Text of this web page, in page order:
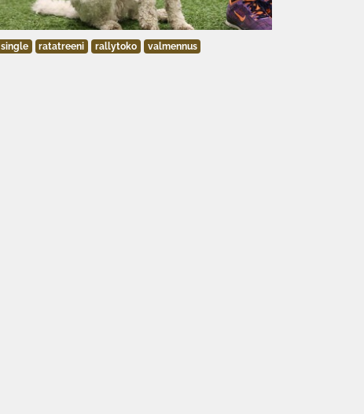
single ratatreeni rallytoko valmennus